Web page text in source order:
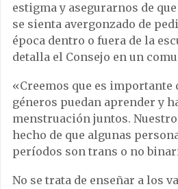
estigma y asegurarnos de
se sienta avergonzado de
época dentro o fuera de la
detalla el Consejo en un
«Creemos que es importante
géneros puedan aprender y
menstruación juntos.
hecho de que algunas
períodos son trans o no
No se trata de enseñar a los